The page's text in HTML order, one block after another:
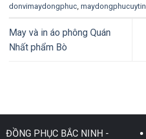
donvimaydongphuc, maydongphucuytin
May và in áo phông Quán
Nhất phẩm Bò
ĐỒNG PHỤC BẮC NINH -